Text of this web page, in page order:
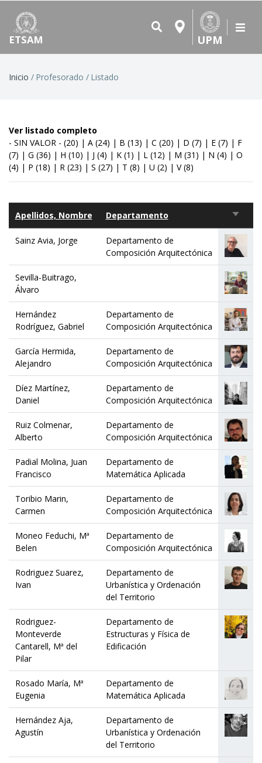
ETSAM UPM
Ruta
Inicio Profesorado Listado
Ver listado completo
- SIN VALOR - (20) | A (24) | B (13) | C (20) | D (7) | E (7) | F
(7) | G (36) | H (10) | J (4) | K (1) | L (12) | M (31) | N (4) | O
(4) | P (18) | R (23) | S (27) | T (8) | U (2) | V(8)
Apellidos, Nombre Departamento
Sainz Avia, Jorge
Departamento de
Composición Arquitectónica
Sevilla-Buitrago,
Álvaro
Hernández
Rodríguez, Gabriel
Departamento de
Composición Arquitectónica
García Hermida,
Alejandro
Departamento de
Composición Arquitectónica
Díez Martínez,
Daniel
Departamento de
Composición Arquitectónica
Ruiz Colmenar,
Alberto
Departamento de
Composición Arquitectónica
Padial Molina, Juan
Francisco
Departamento de
Matemática Aplicada
Toribio Marin,
Carmen
Departamento de
Composición Arquitectónica
Moneo Feduchi, Mª
Belen
Departamento de
Composición Arquitectónica
Rodriguez Suarez,
Ivan
Departamento de
Urbanística y Ordenación
del Territorio
Rodriguez-
Monteverde
Cantarell, Mª del
Pilar
Departamento de
Estructuras y Física de
Edificación
Rosado María, Mª
Eugenia
Departamento de
Matemática Aplicada
Hernández Aja,
Agustín
Departamento de
Urbanística y Ordenación
del Territorio